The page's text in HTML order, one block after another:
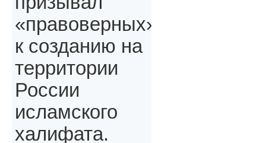
«правоверных»,
к созданию на
территории
России
исламского
халифата.